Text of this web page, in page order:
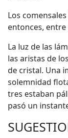
Los
entonces,
La luz de las
las aristas de
de cristal. Una
solemnidad
tres estaban
pasó un